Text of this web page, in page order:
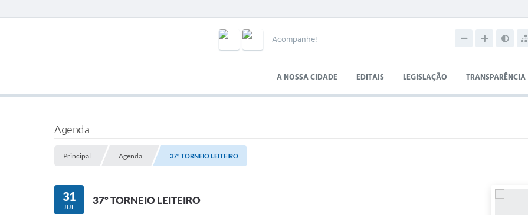
Acompanhe!
A NOSSA CIDADE EDITAIS LEGISLAÇÃO TRANSPARÊNCIA
Agenda
Principal Agenda 37º TORNEIO LEITEIRO
31
JUL
37º TORNEIO LEITEIRO